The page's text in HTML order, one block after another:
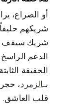
أو الصراع،
شريكهم حليفاً
شريك سيقف
الدعم
الحقيقة
بـالزمرد ، حجر
قلب العاشق.